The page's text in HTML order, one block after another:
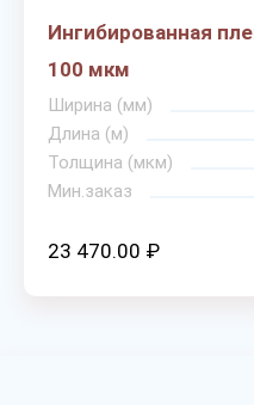
Ингибированная
100 мкм
Ширина (мм)
Длина (м)
Толщина (мкм)
Мин.заказ
23 470.00 ₽